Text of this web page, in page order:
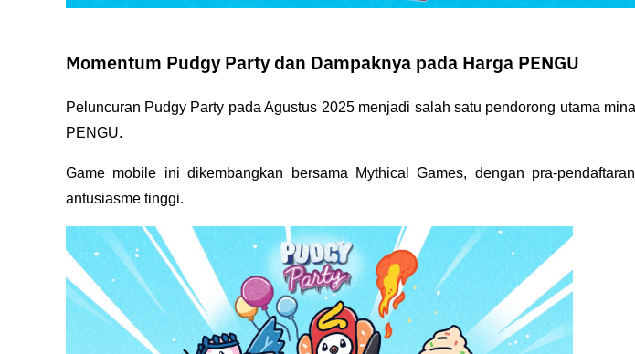
Momentum Pudgy Party dan Dampaknya pada Harga PENGU
Peluncuran Pudgy Party pada Agustus 2025 menjadi salah satu pendorong utama
PENGU.
Game mobile ini dikembangkan bersama Mythical Games, dengan pra-
antusiasme tinggi.